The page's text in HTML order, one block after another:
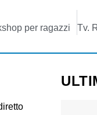
per ragazzi